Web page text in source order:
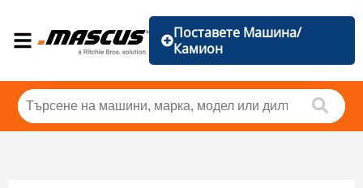
Поставете Машина/
Камион